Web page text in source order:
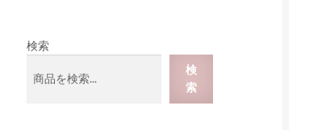
検索
検
索